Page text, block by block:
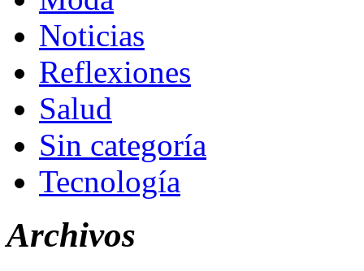
Noticias
Reflexiones
Salud
Sin categoría
Tecnología
Archivos